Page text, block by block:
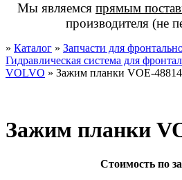
Мы являемся прямым
производителя (не
» Каталог » Запчасти для
Гидравлическая система для
VOLVO » Зажим планки VOE-
Зажим планки
Стоимость по